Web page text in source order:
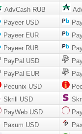
AdvCash RUB
Payeer USD
Payeer EUR
Payeer RUB
PayPal USD
PayPal EUR
Pecunix USD
Skrill USD
PayWeb USD
Paxum USD